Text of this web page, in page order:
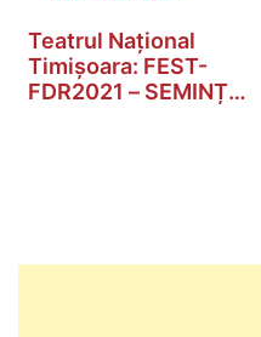
Teatrul Național
Timișoara: FEST-
FDR2021 – SEMINȚE